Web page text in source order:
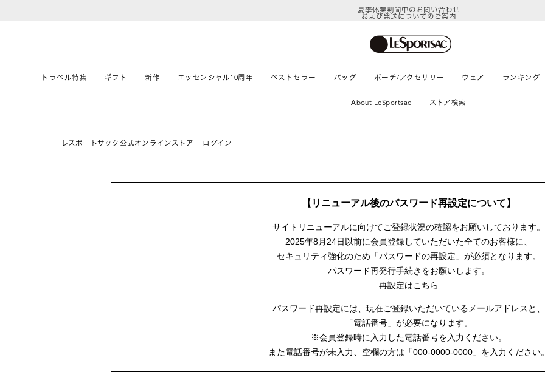
夏季休業期間中のお問い合わせ
および発送についてのご案内
トラベル特集 ギフト 新作 エッセンシャル10周年 ベストセラー バッグ ポーチ/アクセサリー ウェア ランキング
About LeSportsac ストア検索
レスポートサック公式オンラインストア ログイン
【リニューアル後のパスワード再設定について】
サイトリニューアルに向けてご登録状況の確認をお願いしております。
2025年8月24日以前に会員登録していただいた全てのお客様に、
セキュリティ強化のため「パスワードの再設定」が必須となります。
パスワード再発行手続きをお願いします。
再設定はこちら
パスワード再設定には、 現在ご登録いただいているメールアドレスと、
「電話番号」が必要になります。
※会員登録時に入力した電話番号を入力ください。
また電話番号が未入力、空欄の方は 「000-0000-0000」を入力ください。